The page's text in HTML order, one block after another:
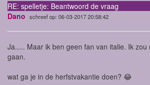
RE: spelletje: Beantwoord de vraag
Dano schreef op: 06-03-2017 20:58:42
Ja..... Maar ik ben geen fan van italie. Ik zou
gaan.
wat ga je in de herfstvakantie doen? 😂